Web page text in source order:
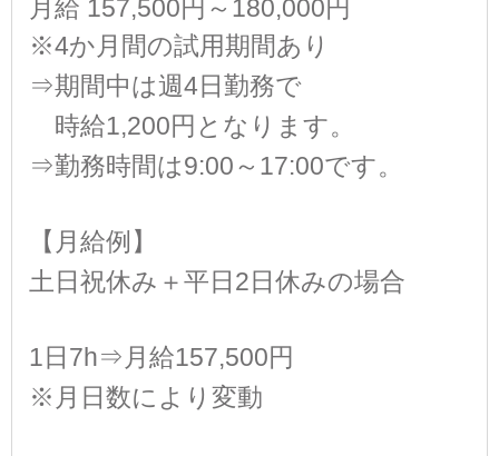
月給 157,500円～180,000円
※4か月間の試用期間あり
⇒期間中は週4日勤務で
時給1,200円となります。
⇒勤務時間は9:00～17:00です。
【月給例】
土日祝休み＋平日2日休みの場合
1日7h⇒月給157,500円
※月日数により変動